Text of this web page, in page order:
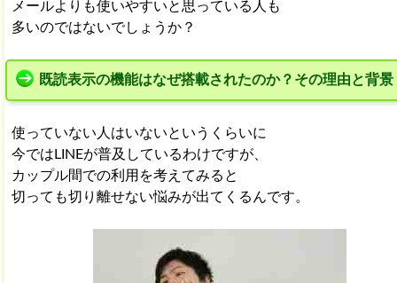
メールよりも使いやすいと思っている人も
多いのではないでしょうか？
既読表示の機能はなぜ搭載されたのか？その理由と背景
使っていない人はいないというくらいに
今ではLINEが普及しているわけですが、
カップル間での利用を考えてみると
切っても切り離せない悩みが出てくるんです。